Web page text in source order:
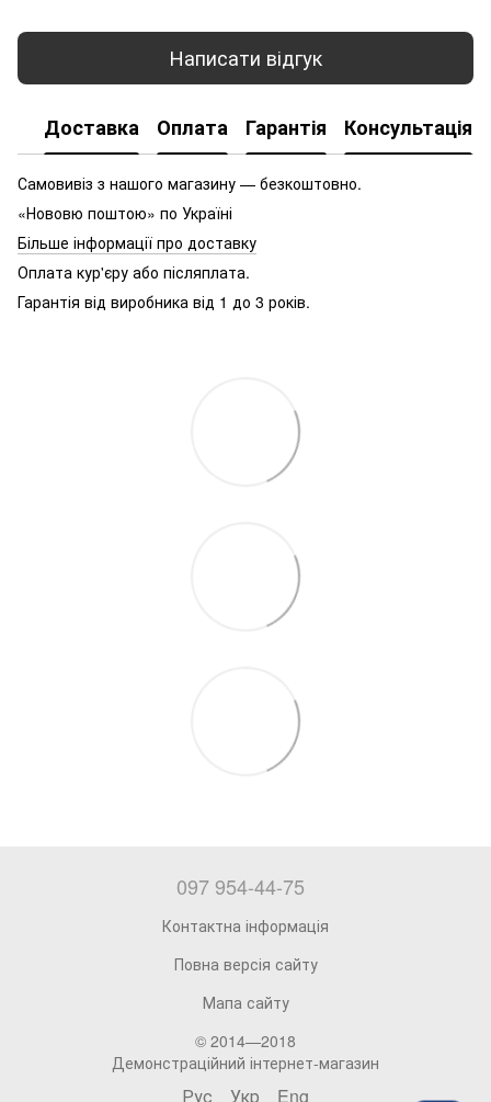
Написати відгук
Доставка Оплата Гарантія Консультація
Самовивіз з нашого магазину — безкоштовно.
«Нововю поштою» по Україні
Більше інформації про доставку
Оплата кур'єру або післяплата.
Гарантія від виробника від 1 до 3 років.
097 954-44-75
Контактна інформація
Повна версія сайту
Мапа сайту
© 2014—2018
Демонстраційний інтернет-магазин
Рус Укр Eng